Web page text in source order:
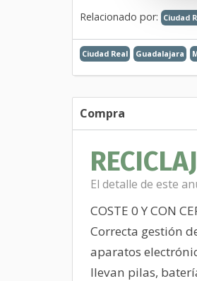
Relacionado por: Ciudad
Ciudad Real Guadalajara
Compra
El detalle de este
COSTE 0 Y CON
Correcta gestión
aparatos
llevan pilas,